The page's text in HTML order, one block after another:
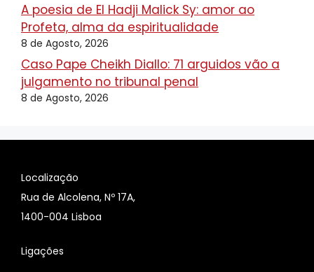
A poesia de El Hadji Malick Sy: amor ao
Profeta, alma da espiritualidade
8 de Agosto, 2026
Caso Pape Cheikh Diallo: 71 arguidos vão a
julgamento no tribunal penal
8 de Agosto, 2026
Localização
Rua de Alcolena, Nº 17A,
1400-004 Lisboa
Ligações